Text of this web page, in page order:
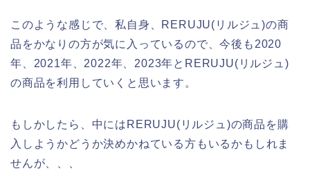
このような感じで、私自身、RERUJU(リルジュ)の商
品をかなりの方が気に入っているので、今後も2020
年、2021年、2022年、2023年とRERUJU(リルジュ)
の商品を利用していくと思います。
もしかしたら、中にはRERUJU(リルジュ)の商品を購
入しようかどうか決めかねている方もいるかもしれま
せんが、、、